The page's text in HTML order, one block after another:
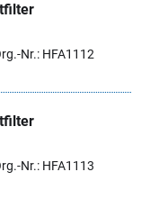
Nr.: HFA1112
Nr.: HFA1113